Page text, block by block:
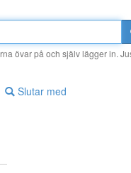
övar på och själv lägger in.
Slutar med